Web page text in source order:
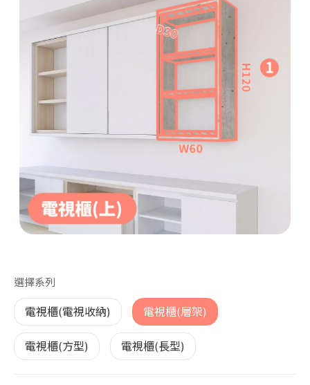
選擇系列
電視櫃(電視收納) 電視櫃(層架)
電視櫃(方型) 電視櫃(長型)